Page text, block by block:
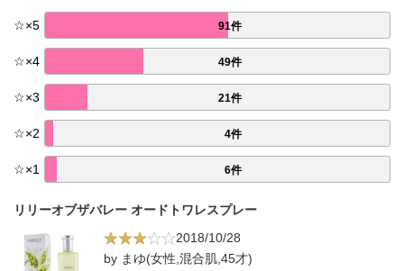
☆×5 91件
☆×4 49件
☆×3 21件
☆×2 4件
☆×1 6件
リリーオブザバレー オードトワレスプレー
2018/10/28
by まゆ(女性,混合肌,45才)